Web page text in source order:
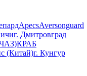
ApecsAversonguard
г. Дмитровград
КРАБ
(Китай)г. Кунгур